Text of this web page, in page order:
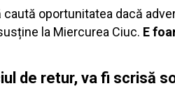
caută oportunitatea dacă
la Miercurea Ciuc. E
de retur, va fi scrisă